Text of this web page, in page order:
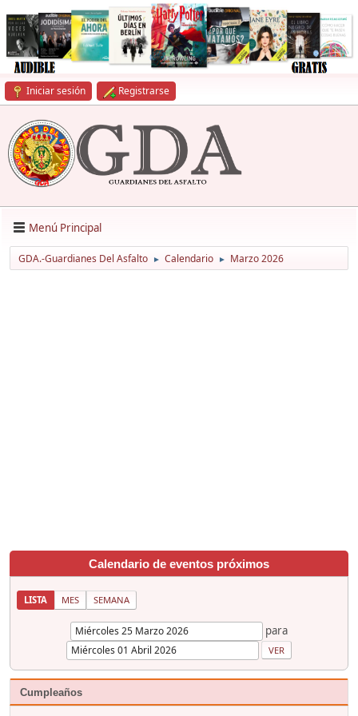
Iniciar sesión Registrarse
Menú Principal
GDA.-Guardianes Del Asfalto ► Calendario ► Marzo 2026
Calendario de eventos próximos
LISTA MES SEMANA
para
Cumpleaños